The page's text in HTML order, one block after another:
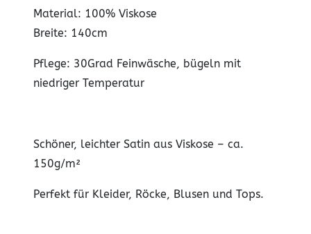
Material: 100% Viskose
Breite: 140cm
Pflege: 30Grad Feinwäsche, bügeln mit
niedriger Temperatur
Schöner, leichter Satin aus Viskose – ca.
150g/m²
Perfekt für Kleider, Röcke, Blusen und Tops.